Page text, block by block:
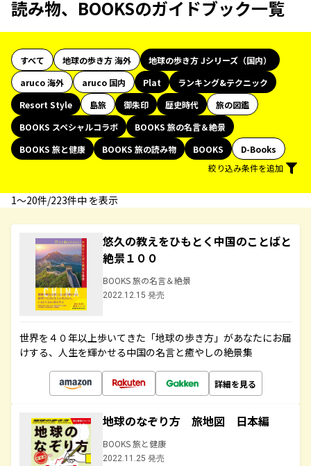
読み物、BOOKSのガイドブック一覧
すべて 地球の歩き方 海外
地球の歩き方 Jシリーズ（国内）
aruco 海外
aruco 国内 Plat
ランキング&テクニック
Resort Style
島旅 御朱印 歴史時代
旅の図鑑
BOOKS スペシャルコラボ
BOOKS 旅の名言＆絶景
BOOKS 旅と健康
BOOKS 旅の読み物 BOOKS
D-Books
絞り込み条件を追加
1〜20件/223件中 を表示
悠久の教えをひもとく中国のことばと
絶景１００
BOOKS 旅の名言＆絶景
2022.12.15 発売
世界を４０年以上歩いてきた「地球の歩き方」があなたにお届
けする、人生を輝かせる中国の名言と癒やしの絶景集
詳細を見る
地球のなぞり方 旅地図 日本編
BOOKS 旅と健康
2022.11.25 発売